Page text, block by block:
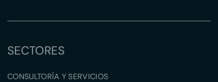
SECTORES
CONSULTORÍA Y SERVICIOS